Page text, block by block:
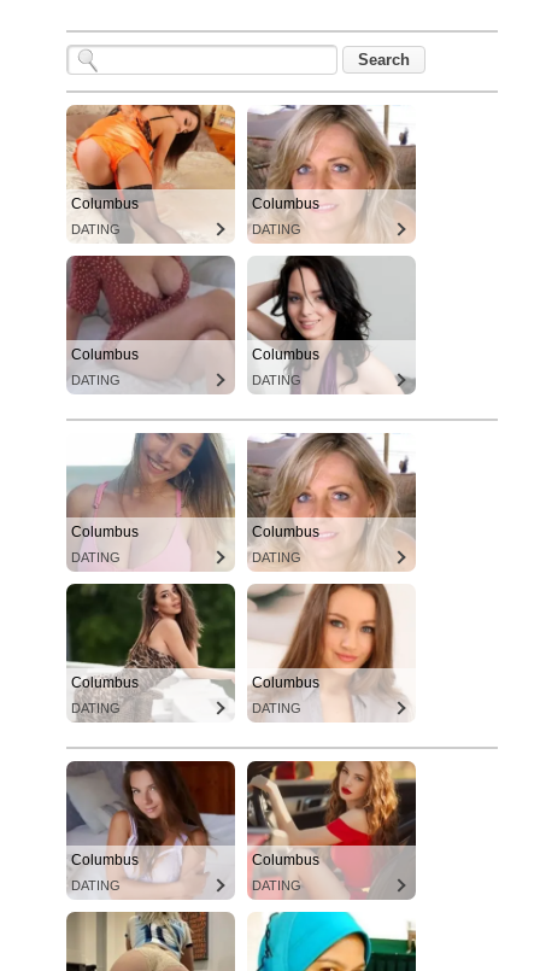
Columbus
DATING
Columbus
DATING
Columbus
DATING
Columbus
DATING
Columbus
DATING
Columbus
DATING
Columbus
DATING
Columbus
DATING
Columbus
DATING
Columbus
DATING